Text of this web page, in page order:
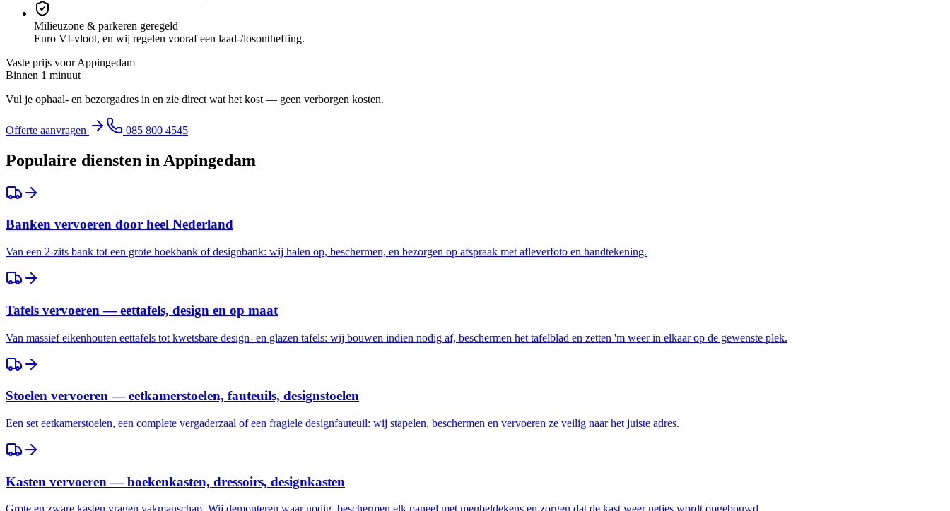
Milieuzone & parkeren geregeld
Euro VI-vloot, en wij regelen vooraf een laad-/losontheffing.
Vaste prijs voorAppingedam
Binnen 1 minuut
Vul je ophaal- en bezorgadres in en zie direct wat het kost — geen verborgen kosten.
Offerte aanvragen 085 800 4545
Populaire diensten in Appingedam
Banken vervoeren door heel Nederland
Van een 2-zits bank tot een grote hoekbank of designbank: wij halen op, beschermen, en bezorgen op afspraak met afleverfoto en handtekening.
Tafels vervoeren — eettafels, design en op maat
Van massief eikenhouten eettafels tot kwetsbare design- en glazen tafels: wij bouwen indien nodig af, beschermen het tafelblad en zetten 'm weer in elkaar op de gewenste plek.
Stoelen vervoeren — eetkamerstoelen, fauteuils, designstoelen
Een set eetkamerstoelen, een complete vergaderzaal of een fragiele designfauteuil: wij stapelen, beschermen en vervoeren ze veilig naar het juiste adres.
Kasten vervoeren — boekenkasten, dressoirs, designkasten